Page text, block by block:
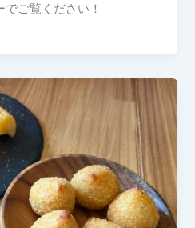
でご覧ください！